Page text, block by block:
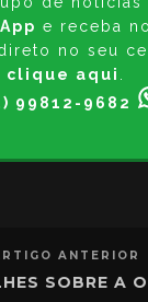
e receba
no seu
clique aqui
99812-9682
ANTERIOR
SOBRE A